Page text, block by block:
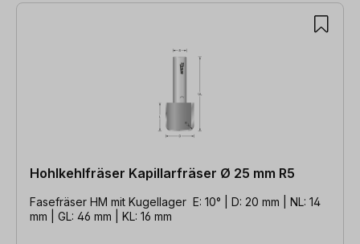
Hohlkehlfräser Kapillarfräser Ø 25 mm R5
Fasefräser HM mit Kugellager E: 10° | D: 20 mm | NL: 14
mm | GL: 46 mm | KL: 16 mm